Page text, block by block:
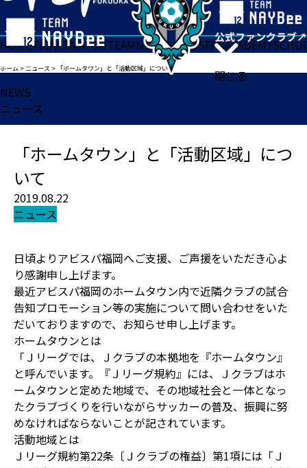
閉じる
HOMETICKETMATCHTEAMNEWSGOODSFANACADEMY
ホーム >ニュース > 「ホームタウン」と「活動区域」について
NEWS
ニュース
「ホームタウン」と「活動区域」につ
いて
2019.08.22
ニュース
日頃よりアビスパ福岡へご支援、ご声援をいただき心よ
り感謝申し上げます。
最近アビスパ福岡のホームタウン内で近隣クラブの試合
告知プロモーション等の実施について問い合わせをいた
だいておりますので、お知らせ申し上げます。
ホームタウンとは
「Ｊリーグでは、Ｊクラブの本拠地を『ホームタウン』
と呼んでいます。『Ｊリーグ規約』には、Ｊクラブはホ
ームタウンと定めた地域で、その地域社会と一体となっ
たクラブづくりを行いながらサッカーの普及、振興に努
めなければならないことが記されています。
活動地域とは
Ｊリーグ規約第22条〔Ｊクラブの権益〕第1項には「Ｊ